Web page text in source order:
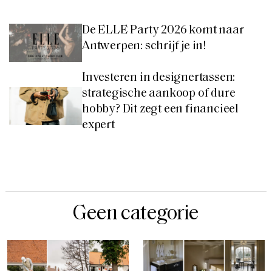
De ELLE Party 2026 komt naar
Antwerpen: schrijf je in!
Investeren in designertassen:
strategische aankoop of dure
hobby? Dit zegt een financieel
expert
Geen categorie